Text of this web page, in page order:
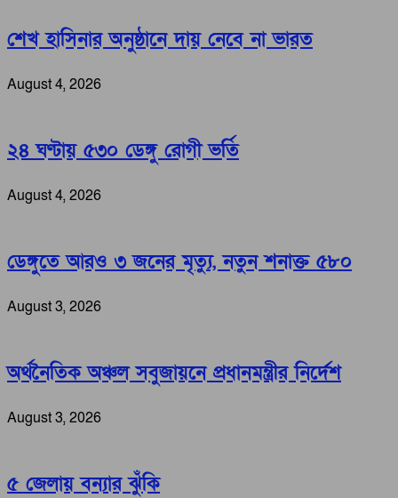
শেখ হাসিনার অনুষ্ঠানে দায় নেবে না ভারত
August 4, 2026
২৪ ঘণ্টায় ৫৩০ ডেঙ্গু রোগী ভর্তি
August 4, 2026
ডেঙ্গুতে আরও ৩ জনের মৃত্যু, নতুন শনাক্ত ৫৮০
August 3, 2026
অর্থনৈতিক অঞ্চল সবুজায়নে প্রধানমন্ত্রীর নির্দেশ
August 3, 2026
৫ জেলায় বন্যার ঝুঁকি